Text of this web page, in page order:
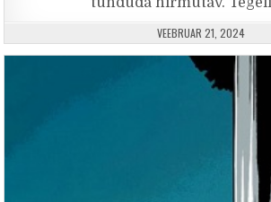
PUBLISHED DATE:
VEEBRUAR 21, 2024